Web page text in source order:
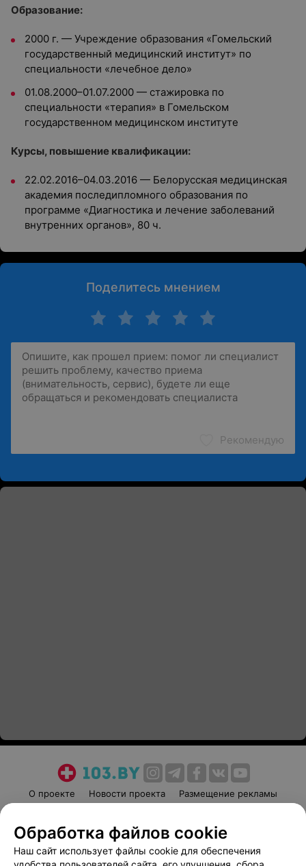
Образование:
2000 г. — Учреждение образования «Гомельский
государственный медицинский институт» по
специальности «лечебное дело»
01.08.2000–01.07.2000 — стажировка по
специальности «терапия» в Гомельском
государственном медицинском институте
Курсы, повышение квалификации:
22.02.2016–04.03.2016 — Белорусская медицинская
академия последипломного образования по
программе «Диагностика и лечение заболеваний
внутренних органов», 80 ч.
Поделитесь мнением
Рекомендую
О проекте Новости проекта
Размещение рекламы
Пользовательское соглашение
Способы оплаты
Вакансии
Партнеры
Обработка файлов cookie
Наш сайт использует файлы cookie для обеспечения